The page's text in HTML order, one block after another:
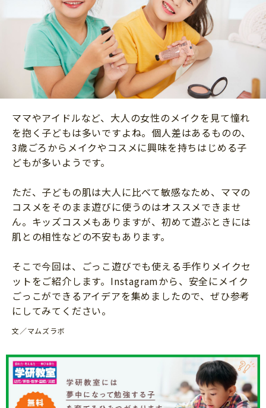
小学5年生
小学6年生
ワーク・ドリル
幼稚園・保育園
小学校
科学・プログラミング
教育・学習
自由研究・工作
読書感想文
運動・あそび・ゲーム
英語
習い事
こそだて生活
住まい
ファッション・美容
行事・イベント
トラブル
親子でいっしょに
人間関係
おでかけ
料理
マネー
こそだてマンガ
ママやアイドルなど、大人の女性のメイクを見て憧れ
を抱く子どもは多いですよね。個人差はあるものの、
3歳ごろからメイクやコスメに興味を持ちはじめる子
どもが多いようです。
ただ、子どもの肌は大人に比べて敏感なため、ママの
コスメをそのまま遊びに使うのはオススメできませ
ん。キッズコスメもありますが、初めて遊ぶときには
肌との相性などの不安もあります。
そこで今回は、ごっこ遊びでも使える手作りメイクセ
ットをご紹介します。Instagramから、安全にメイク
ごっこができるアイデアを集めましたので、ぜひ参考
にしてみてください。
文／マムズラボ